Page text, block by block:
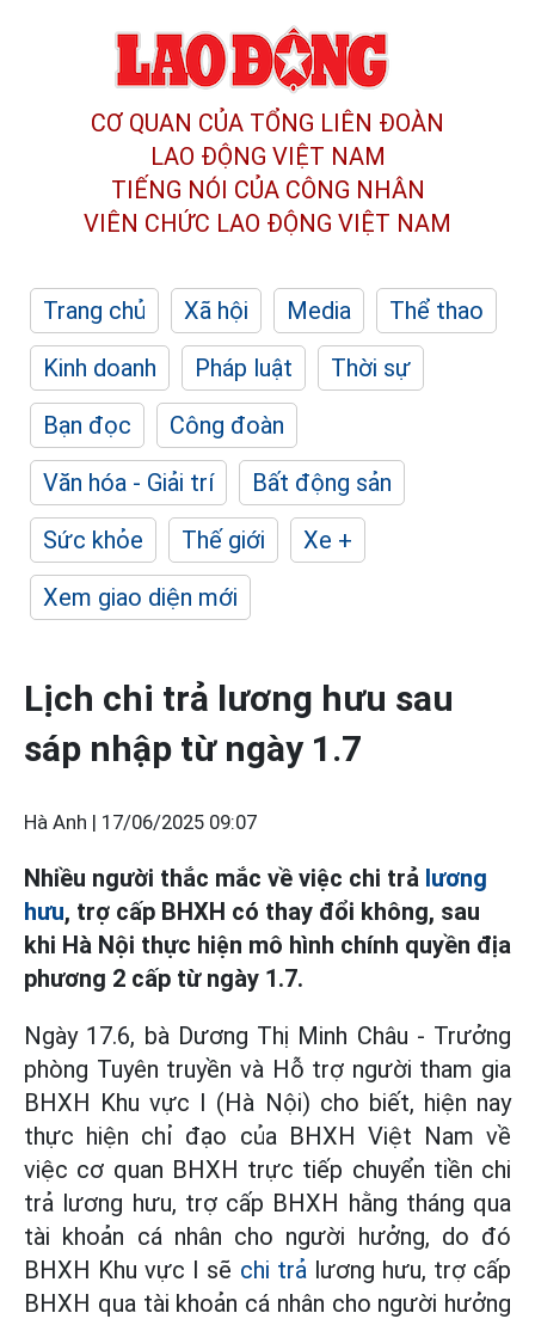
CƠ QUAN CỦA TỔNG LIÊN ĐOÀN
LAO ĐỘNG VIỆT NAM
TIẾNG NÓI CỦA CÔNG NHÂN
VIÊN CHỨC LAO ĐỘNG VIỆT NAM
Trang chủ Xã hội Media
Thể thao
Kinh doanh
Pháp luật
Thời sự
Bạn đọc
Công đoàn
Văn hóa - Giải trí
Bất động sản
Sức khỏe
Thế giới
Xe +
Xem giao diện mới
Lịch chi trả lương hưu sau
sáp nhập từ ngày 1.7
Hà Anh | 17/06/2025 09:07
Nhiều người thắc mắc về việc chi trả lương
hưu, trợ cấp BHXH có thay đổi không, sau
khi Hà Nội thực hiện mô hình chính quyền địa
phương 2 cấp từ ngày 1.7.
Ngày 17.6, bà Dương Thị Minh Châu - Trưởng
phòng Tuyên truyền và Hỗ trợ người tham gia
BHXH Khu vực I (Hà Nội) cho biết, hiện nay
thực hiện chỉ đạo của BHXH Việt Nam về
việc cơ quan BHXH trực tiếp chuyển tiền chi
trả lương hưu, trợ cấp BHXH hằng tháng qua
tài khoản cá nhân cho người hưởng, do đó
BHXH Khu vực I sẽ chi trảlương hưu, trợ cấp
BHXH qua tài khoản cá nhân cho người hưởng